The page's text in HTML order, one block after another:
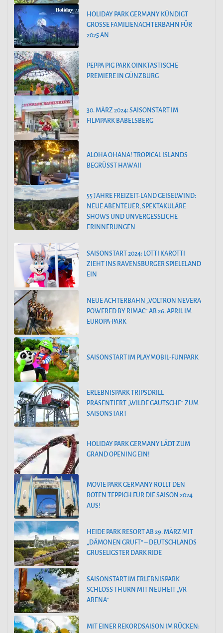
HOLIDAY PARK GERMANY KÜNDIGT
GROSSE FAMILIENACHTERBAHN FÜR 2
025 AN
PEPPA PIG PARK OINKTASTISCHE
PREMIERE IN GÜNZBURG
30. MÄRZ 2024: SAISONSTART IM
FILMPARK BABELSBERG
ALOHA OHANA! TROPICAL ISLANDS
BEGRÜSST HAWAII
55 JAHRE FREIZEIT-LAND GEISELWIND:
NEUE ABENTEUER, SPEKTAKULÄRE
SHOWS UND UNVERGESSLICHE
ERINNERUNGEN
SAISONSTART 2024: LOTTI KAROTTI
ZIEHT INS RAVENSBURGER SPIELELAND
EIN
NEUE ACHTERBAHN „VOLTRON NEVERA
POWERED BY RIMAC“ AB 26. APRIL IM
EUROPA-PARK
SAISONSTART IM PLAYMOBIL-FUNPARK
ERLEBNISPARK TRIPSDRILL
PRÄSENTIERT „WILDE GAUTSCHE“ ZUM
SAISONSTART
HOLIDAY PARK GERMANY LÄDT ZUM
GRAND OPENING EIN!
MOVIE PARK GERMANY ROLLT DEN
ROTEN TEPPICH FÜR DIE SAISON 2024
AUS!
HEIDE PARK RESORT AB 29. MÄRZ MIT
„DÄMONEN GRUFT“ – DEUTSCHLANDS
GRUSELIGSTER DARK RIDE
SAISONSTART IM ERLEBNISPARK
SCHLOSS THURN MIT NEUHEIT „VR
ARENA“
MIT EINER REKORDSAISON IM RÜCKEN: